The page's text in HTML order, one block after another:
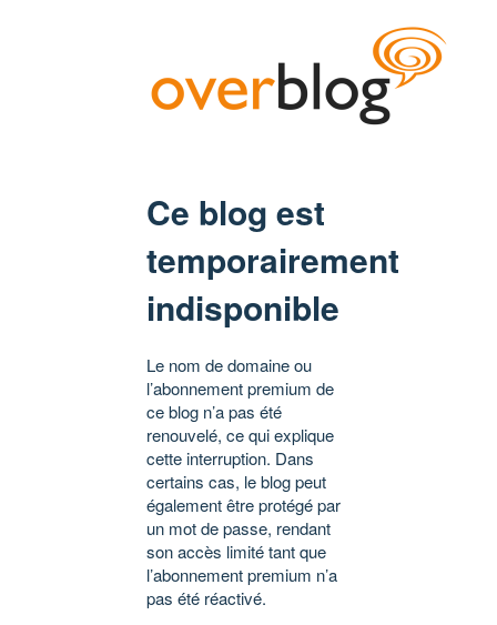
Ce blog est
temporairement
indisponible
Le nom de domaine ou
l’abonnement premium de
ce blog n’a pas été
renouvelé, ce qui explique
cette interruption. Dans
certains cas, le blog peut
également être protégé par
un mot de passe, rendant
son accès limité tant que
l’abonnement premium n’a
pas été réactivé.